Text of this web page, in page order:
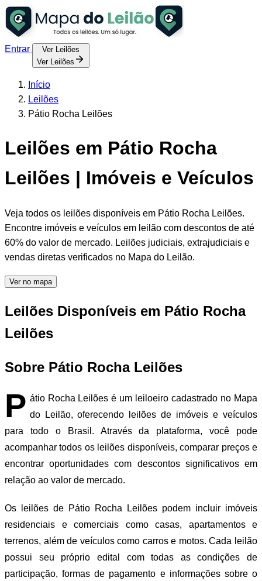
Entrar
Ver Leilões
Ver Leilões
Início
Leilões
Pátio Rocha Leilões
Leilões em Pátio Rocha
Leilões | Imóveis e Veículos
Veja todos os leilões disponíveis em Pátio Rocha Leilões.
Encontre imóveis e veículos em leilão com descontos de até
60% do valor de mercado. Leilões judiciais, extrajudiciais e
vendas diretas verificados no Mapa do Leilão.
Ver no mapa
Leilões Disponíveis em Pátio Rocha
Leilões
Sobre Pátio Rocha Leilões
P átio Rocha Leilões é um leiloeiro cadastrado no Mapa
do Leilão, oferecendo leilões de imóveis e veículos
para todo o Brasil. Através da plataforma, você pode
acompanhar todos os leilões disponíveis, comparar preços e
encontrar oportunidades com descontos significativos em
relação ao valor de mercado.
Os leilões de Pátio Rocha Leilões podem incluir imóveis
residenciais e comerciais como casas, apartamentos e
terrenos, além de veículos como carros e motos. Cada leilão
possui seu próprio edital com todas as condições de
participação, formas de pagamento e informações sobre o